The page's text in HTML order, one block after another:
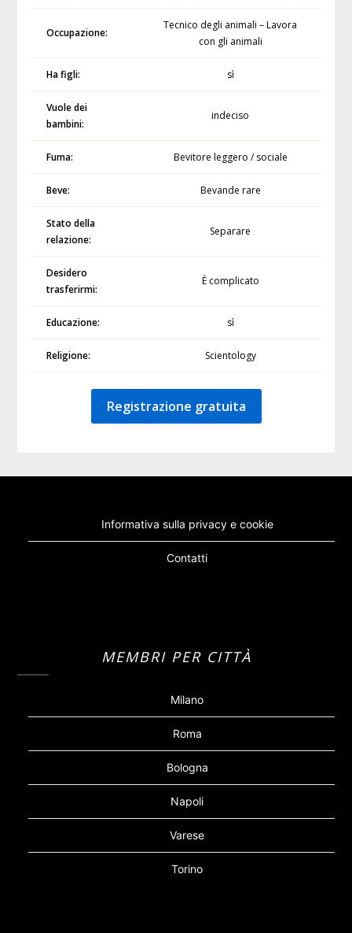
Occupazione:
Tecnico degli animali – Lavora
con gli animali
Ha figli: sì
Vuole dei
bambini:
indeciso
Fuma: Bevitore leggero / sociale
Beve: Bevande rare
Stato della
relazione:
Separare
Desidero
trasferirmi:
È complicato
Educazione: sì
Religione: Scientology
Registrazione gratuita
Informativa sulla privacy e cookie
Contatti
MEMBRI PER CITTÀ
Milano
Roma
Bologna
Napoli
Varese
Torino